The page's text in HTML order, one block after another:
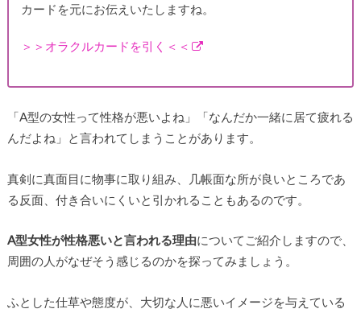
カードを元にお伝えいたしますね。
＞＞オラクルカードを引く＜＜
「A型の女性って性格が悪いよね」「なんだか一緒に居て疲れる
んだよね」と言われてしまうことがあります。
真剣に真面目に物事に取り組み、几帳面な所が良いところであ
る反面、付き合いにくいと引かれることもあるのです。
A型女性が性格悪いと言われる理由についてご紹介しますので、
周囲の人がなぜそう感じるのかを探ってみましょう。
ふとした仕草や態度が、大切な人に悪いイメージを与えている